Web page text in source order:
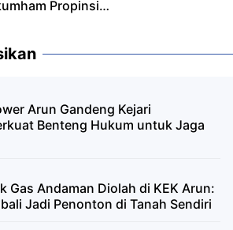
Propinsi
Arun Gandeng Kejari
Benteng Hukum untuk Jaga
Gas Andaman Diolah di KEK Arun:
Jadi Penonton di Tanah Sendiri